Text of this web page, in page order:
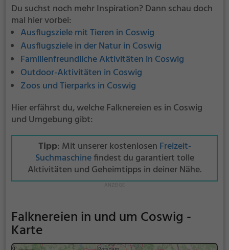
Du suchst noch mehr Inspiration? Dann schau doch
mal hier vorbei:
Ausflugsziele mit Tieren in Coswig
Ausflugsziele in der Natur in Coswig
Familienfreundliche Aktivitäten in Coswig
Outdoor-Aktivitäten in Coswig
Zoos und Tierparks in Coswig
Hier erfährst du, welche Falknereien es in Coswig
und Umgebung gibt:
Tipp: Mit unserer kostenlosen Freizeit-
Suchmaschinefindest du garantiert tolle
Aktivitäten und Geheimtipps in deiner Nähe.
Falknereien in und um Coswig -
Karte